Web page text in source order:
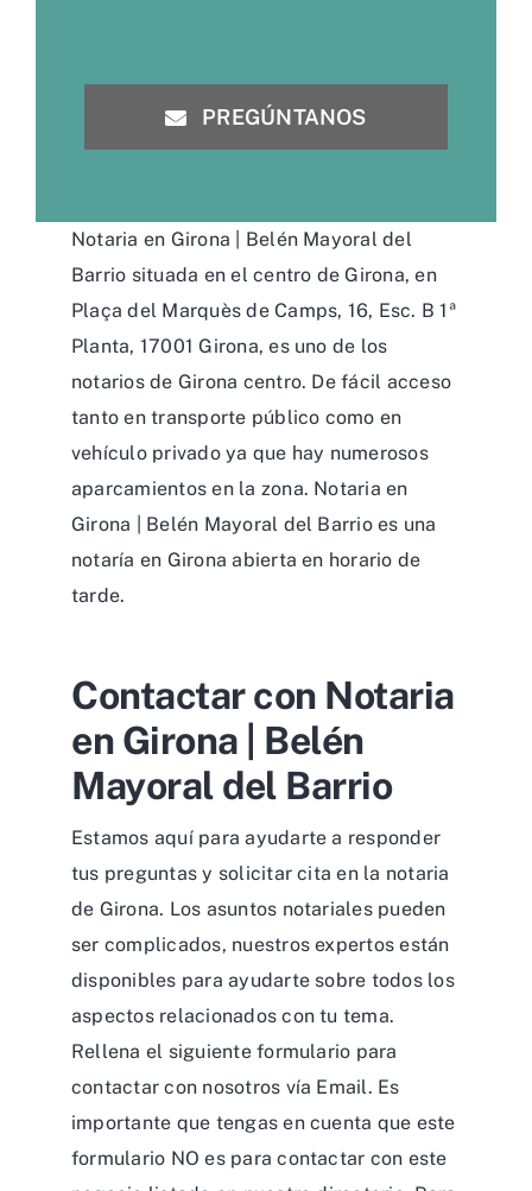
PREGÚNTANOS
Notaria en Girona | Belén Mayoral del
Barrio situada en el centro de Girona, en
Plaça del Marquès de Camps, 16, Esc. B 1ª
Planta, 17001 Girona, es uno de los
notarios de Girona centro. De fácil acceso
tanto en transporte público como en
vehículo privado ya que hay numerosos
aparcamientos en la zona. Notaria en
Girona | Belén Mayoral del Barrio es una
notaría en Girona abierta en horario de
tarde.
Contactar con Notaria
en Girona | Belén
Mayoral del Barrio
Estamos aquí para ayudarte a responder
tus preguntas y solicitar cita en la notaria
de Girona. Los asuntos notariales pueden
ser complicados, nuestros expertos están
disponibles para ayudarte sobre todos los
aspectos relacionados con tu tema.
Rellena el siguiente formulario para
contactar con nosotros vía Email. Es
importante que tengas en cuenta que este
formulario NO es para contactar con este